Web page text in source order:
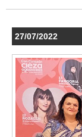
27/07/2022